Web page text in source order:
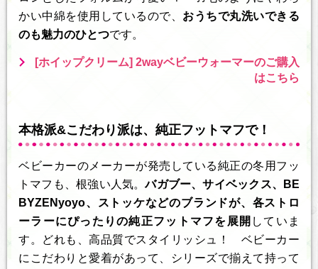
かい中綿を使用しているので、 おうちで丸洗いできる
のも魅力のひとつです。
[ホイップクリーム] 2wayベビーウォーマーのご購入
はこちら
本格派&こだわり派は、純正フットマフで！
ベビーカーのメーカーが発売している純正の冬用フッ
トマフも、根強い人気。バガブー、サイベックス、BE
BYZENyoyo、ストッケなどのブランドが、各ストロ
ーラーにぴったりの純正フットマフを展開 していま
す。どれも、高品質でスタイリッシュ！ ベビーカー
にこだわりと愛着があって、シリーズで揃えて持って